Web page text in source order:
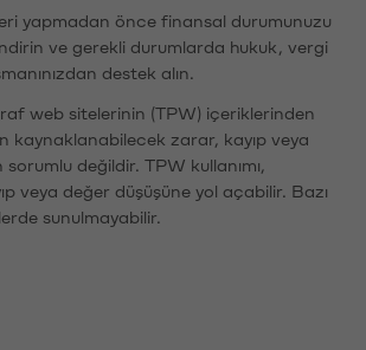
yapmadan önce finansal durumunuzu
ve gerekli durumlarda hukuk, vergi
destek alın.
web sitelerinin (TPW) içeriklerinden
kaynaklanabilecek zarar, kayıp veya
değildir. TPW kullanımı,
veya değer düşüşüne yol açabilir. Bazı
sunulmayabilir.